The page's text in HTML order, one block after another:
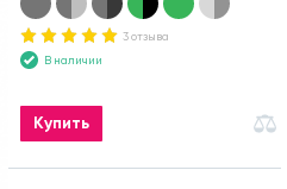
3 отзыва
В наличии
Купить